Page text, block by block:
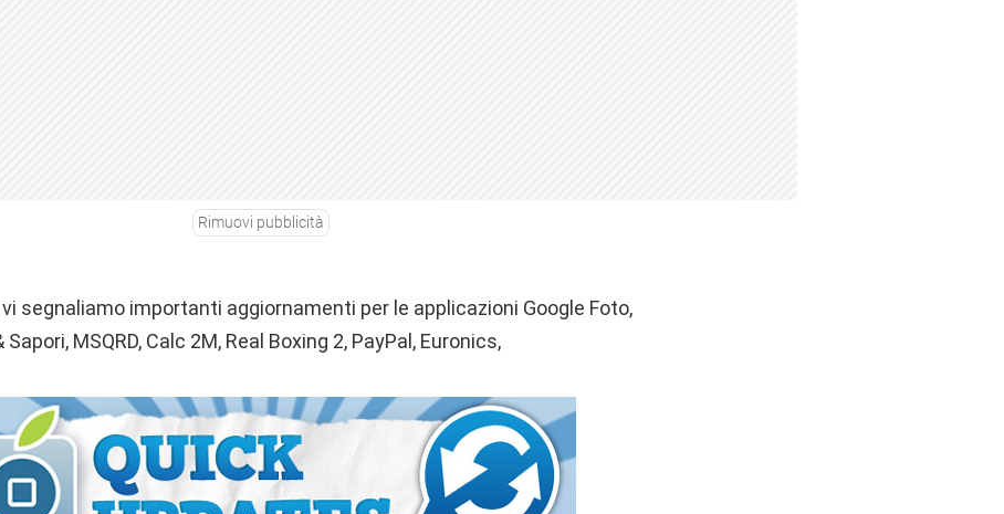
Rimuovi pubblicità
segnaliamo importanti aggiornamenti per le applicazioni Google Foto,
MSQRD, Calc 2M, Real Boxing 2, PayPal, Euronics,